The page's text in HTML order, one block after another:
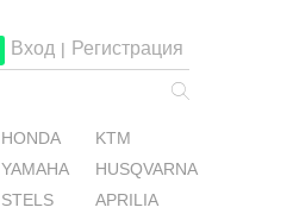
Вход | Регистрация
HONDA
KTM
YAMAHA
HUSQVARNA
STELS
APRILIA